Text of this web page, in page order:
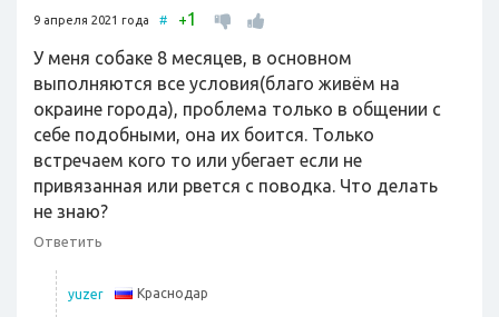
9 апреля 2021 года # +1
У меня собаке 8 месяцев, в основном
выполняются все условия(благо живём на
окраине города), проблема только в общении с
себе подобными, она их боится. Только
встречаем кого то или убегает если не
привязанная или рвется с поводка. Что делать
не знаю?
Ответить
yuzer Краснодар